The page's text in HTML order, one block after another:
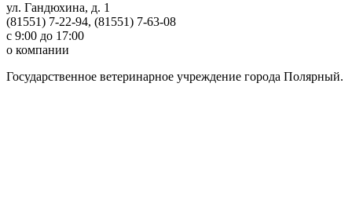
ул. Гандюхина, д. 1
(81551) 7-22-94, (81551) 7-63-08
с 9:00 до 17:00
о компании
Государственное ветеринарное учреждение города Полярный.